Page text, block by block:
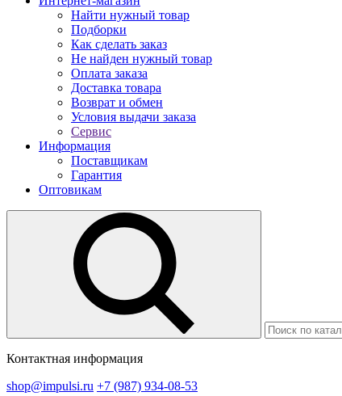
Найти нужный товар
Подборки
Как сделать заказ
Не найден нужный товар
Оплата заказа
Доставка товара
Возврат и обмен
Условия выдачи заказа
Сервис
Информация
Поставщикам
Гарантия
Оптовикам
Контактная информация
shop@impulsi.ru +7 (987) 934-08-53